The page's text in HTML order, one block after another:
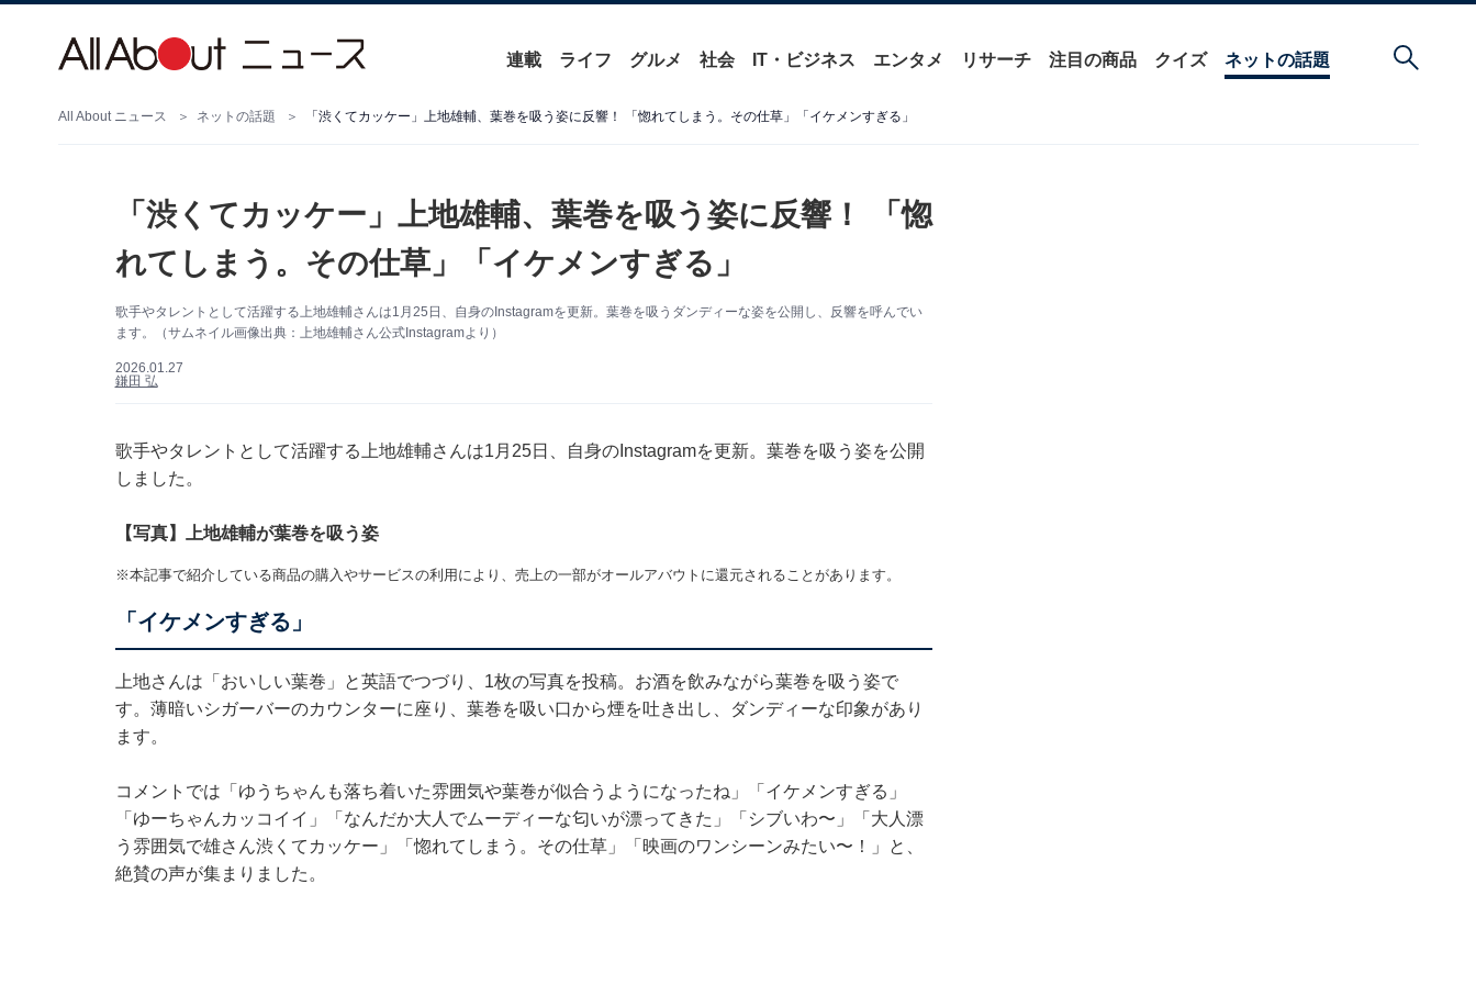
連載 ライフ グルメ 社会 IT・ビジネス エンタメ リサーチ 注目の商品 クイズ ネットの話題
All About ニュース ネットの話題 「渋くてカッケー」上地雄輔、葉巻を吸う姿に反響！ 「惚れてしまう。その仕草」「イケメンすぎる」
「渋くてカッケー」上地雄輔、葉巻を吸う姿に反響！ 「惚
れてしまう。その仕草」「イケメンすぎる」
歌手やタレントとして活躍する上地雄輔さんは1月25日、自身のInstagramを更新。葉巻を吸うダンディーな姿を公開し、反響を呼んでい
ます。（サムネイル画像出典：上地雄輔さん公式Instagramより）
2026.01.27
鎌田 弘
歌手やタレントとして活躍する上地雄輔さんは1月25日、自身のInstagramを更新。葉巻を吸う姿を公開
しました。
【写真】上地雄輔が葉巻を吸う姿
※本記事で紹介している商品の購入やサービスの利用により、売上の一部がオールアバウトに還元されることがあります。
「イケメンすぎる」
上地さんは「おいしい葉巻」と英語でつづり、1枚の写真を投稿。お酒を飲みながら葉巻を吸う姿で
す。薄暗いシガーバーのカウンターに座り、葉巻を吸い口から煙を吐き出し、ダンディーな印象があり
ます。
コメントでは「ゆうちゃんも落ち着いた雰囲気や葉巻が似合うようになったね」「イケメンすぎる」
「ゆーちゃんカッコイイ」「なんだか大人でムーディーな匂いが漂ってきた」「シブいわ〜」「大人漂
う雰囲気で雄さん渋くてカッケー」「惚れてしまう。その仕草」「映画のワンシーンみたい〜！」と、
絶賛の声が集まりました。